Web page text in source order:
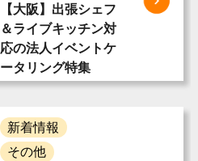
【大阪】出張シェフ
＆ライブキッチン対
応の法人イベントケ
ータリング特集
新着情報
その他